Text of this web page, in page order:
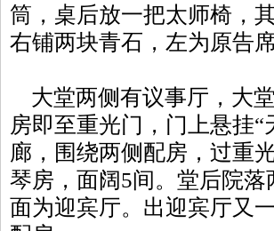
筒，桌后放一把太师椅，
右铺两块青石，左为原告
大堂两侧有议事厅，大
房即至重光门，门上悬挂
廊，围绕两侧配房，过重
琴房，面阔5间。堂后院
面为迎宾厅。出迎宾厅又